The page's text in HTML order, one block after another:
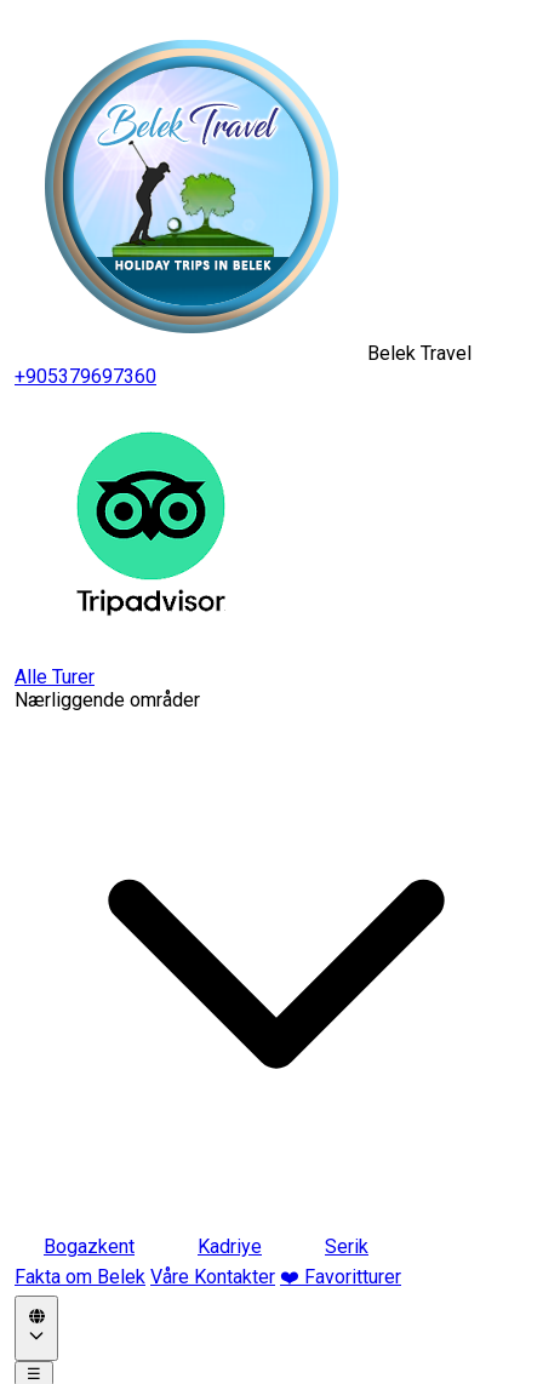
Belek Travel
+905379697360
Alle Turer
Nærliggende områder
Bogazkent Kadriye
Serik
Fakta om Belek Våre Kontakter ❤️ Favoritturer
☰